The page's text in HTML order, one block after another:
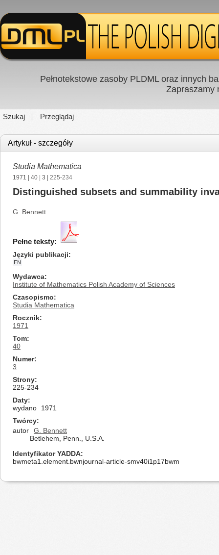
Pełnotekstowe zasoby PLDML oraz innych
Zapraszamy
Szukaj Przeglądaj
Artykuł - szczegóły
Studia Mathematica
1971 40 3 | 225-234
Distinguished subsets and summability
G. Bennett
Pełne teksty:
Języki publikacji
EN
Wydawca
Institute of Mathematics Polish Academy of Sciences
Czasopismo
Studia Mathematica
Rocznik
1971
Tom
40
Numer
3
Strony
225-234
Daty
wydano
1971
Twórcy
autor
G. Bennett
Betlehem, Penn., U.S.A.
Identyfikator YADDA
bwmeta1.element.bwnjournal-article-smv40i1p17bwm